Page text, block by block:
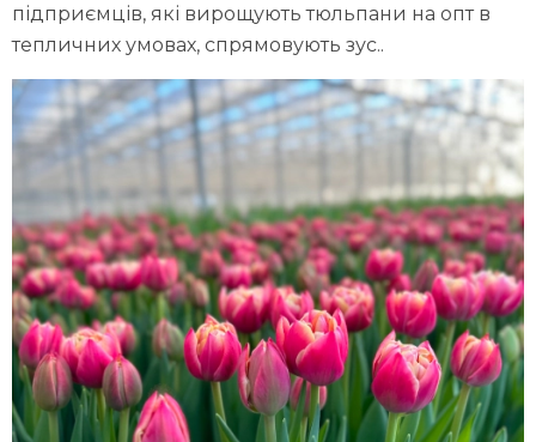
підприємців, які вирощують тюльпани на опт в
тепличних умовах, спрямовують зус..